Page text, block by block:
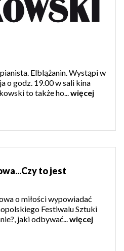
Elblążanin. Wystąpi w
o godz. 19.00 w sali kina
to także ho...więcej
to jest
o miłości wypowiadać
Festiwalu Sztuki
jaki odbywać...więcej